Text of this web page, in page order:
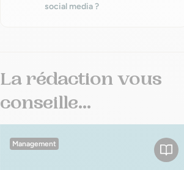
social media ?
La rédaction vous
conseille...
Management